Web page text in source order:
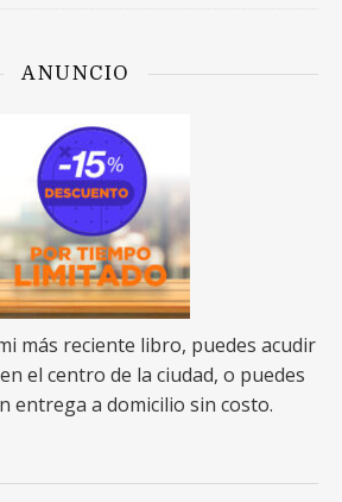
ANUNCIO
más reciente libro, puedes acudir
el centro de la ciudad, o puedes
entrega a domicilio sin costo.